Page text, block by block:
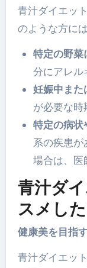
青汁ダイエッ
のような方に
特定の野菜
分にアレル
妊娠中また
が必要な時
特定の病状
系の疾患が
場合は、医
青汁ダ
スメし
健康美を目指
青汁ダイエッ